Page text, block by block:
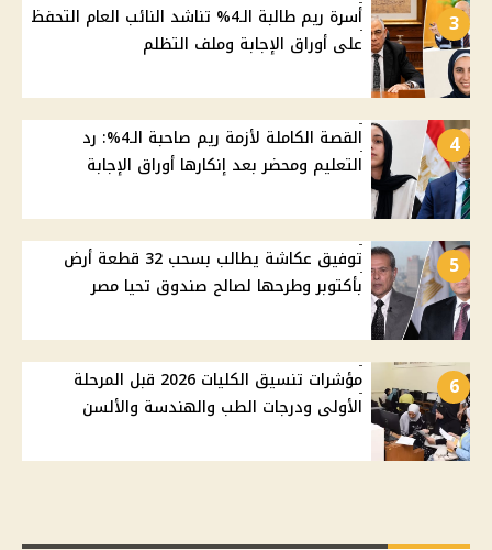
3
أسرة ريم طالبة الـ4% تناشد النائب العام التحفظ
على أوراق الإجابة وملف التظلم
4
القصة الكاملة لأزمة ريم صاحبة الـ4%: رد
التعليم ومحضر بعد إنكارها أوراق الإجابة
5
توفيق عكاشة يطالب بسحب 32 قطعة أرض
بأكتوبر وطرحها لصالح صندوق تحيا مصر
6
مؤشرات تنسيق الكليات 2026 قبل المرحلة
الأولى ودرجات الطب والهندسة والألسن